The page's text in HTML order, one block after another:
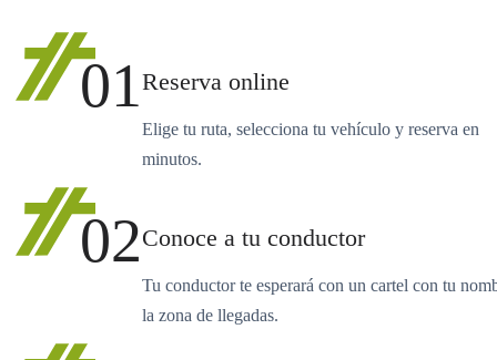
01Reserva online
Elige tu ruta, selecciona tu vehículo y reserva en
minutos.
02Conoce a tu conductor
Tu conductor te esperará con un cartel con tu
la zona de llegadas.